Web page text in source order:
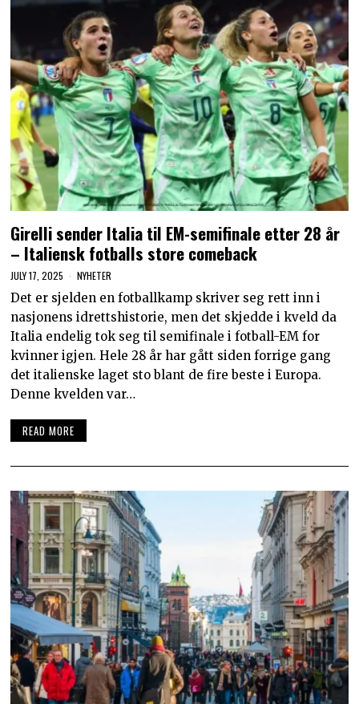
Girelli sender Italia til EM-semifinale etter 28 år
– Italiensk fotballs store comeback
JULY 17, 2025 NYHETER
Det er sjelden en fotballkamp skriver seg rett inn i
nasjonens idrettshistorie, men det skjedde i kveld da
Italia endelig tok seg til semifinale i fotball-EM for
kvinner igjen. Hele 28 år har gått siden forrige gang
det italienske laget sto blant de fire beste i Europa.
Denne kvelden var…
READ MORE